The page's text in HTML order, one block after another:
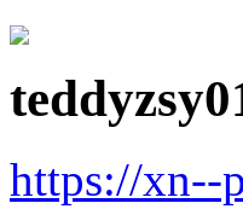
https://xn--